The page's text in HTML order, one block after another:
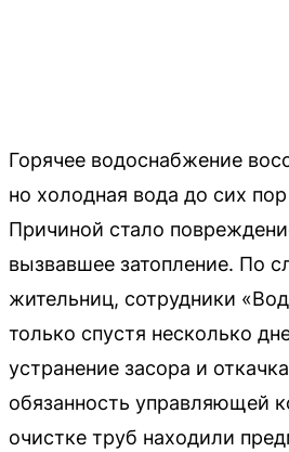
Горячее водоснабжение
но холодная вода до сих
Причиной стало
вызвавшее затопление. По
жительниц, сотрудники
только спустя несколько
устранение засора и
обязанность управляющей
очистке труб находили